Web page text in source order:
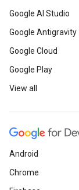
Google AI Studio
Google Antigravity
Google Cloud
Google Play
View all
Android
Chrome